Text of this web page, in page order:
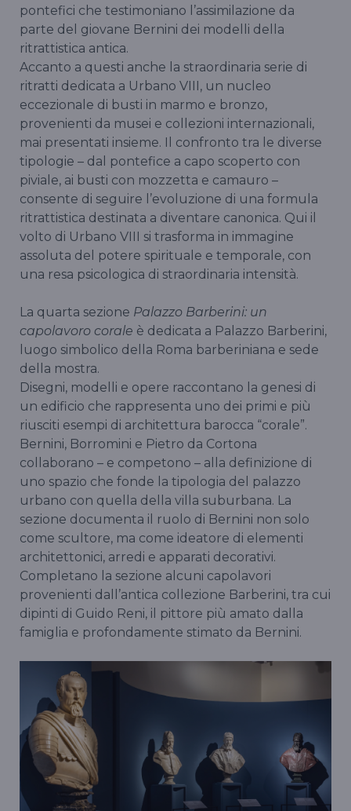
pontefici che testimoniano l’assimilazione da
parte del giovane Bernini dei modelli della
ritrattistica antica.
Accanto a questi anche la straordinaria serie di
ritratti dedicata a Urbano VIII, un nucleo
eccezionale di busti in marmo e bronzo,
provenienti da musei e collezioni internazionali,
mai presentati insieme. Il confronto tra le diverse
tipologie – dal pontefice a capo scoperto con
piviale, ai busti con mozzetta e camauro –
consente di seguire l’evoluzione di una formula
ritrattistica destinata a diventare canonica. Qui il
volto di Urbano VIII si trasforma in immagine
assoluta del potere spirituale e temporale, con
una resa psicologica di straordinaria intensità.
La quarta sezione Palazzo Barberini: un
capolavoro corale è dedicata a Palazzo Barberini,
luogo simbolico della Roma barberiniana e sede
della mostra.
Disegni, modelli e opere raccontano la genesi di
un edificio che rappresenta uno dei primi e più
riusciti esempi di architettura barocca “corale”.
Bernini, Borromini e Pietro da Cortona
collaborano – e competono – alla definizione di
uno spazio che fonde la tipologia del palazzo
urbano con quella della villa suburbana. La
sezione documenta il ruolo di Bernini non solo
come scultore, ma come ideatore di elementi
architettonici, arredi e apparati decorativi.
Completano la sezione alcuni capolavori
provenienti dall’antica collezione Barberini, tra cui
dipinti di Guido Reni, il pittore più amato dalla
famiglia e profondamente stimato da Bernini.